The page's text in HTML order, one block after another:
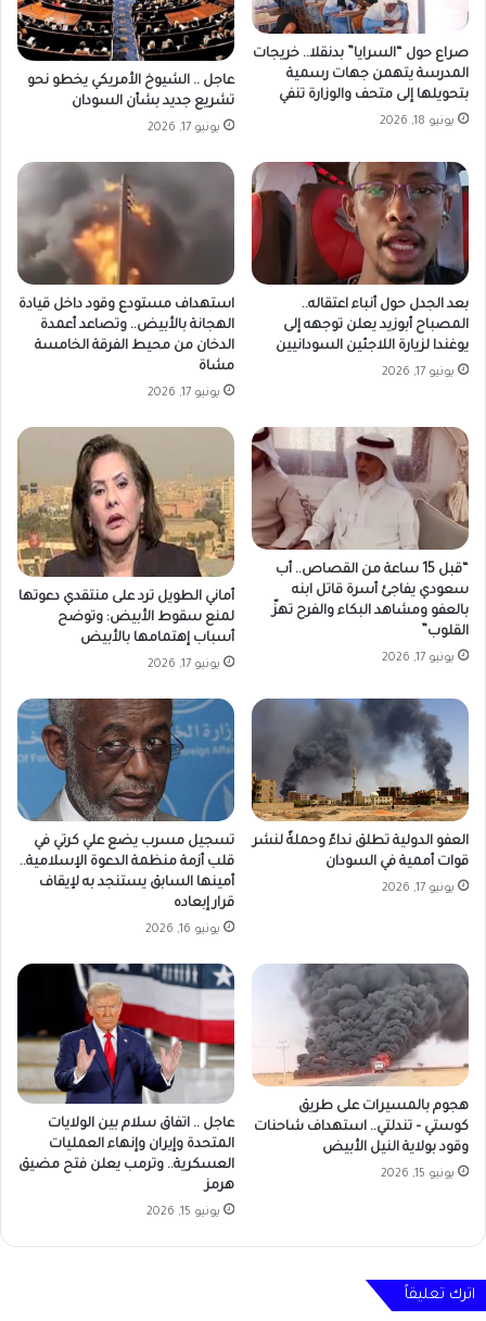
صراع حول “السرايا” بدنقلا.. خريجات
المدرسة يتهمن جهات رسمية
بتحويلها إلى متحف والوزارة تنفي
يونيو 18, 2026
عاجل .. الشيوخ الأمريكي يخطو نحو
تشريع جديد بشأن السودان
يونيو 17, 2026
بعد الجدل حول أنباء اعتقاله..
المصباح أبوزيد يعلن توجهه إلى
يوغندا لزيارة اللاجئين السودانيين
يونيو 17, 2026
استهداف مستودع وقود داخل قيادة
الهجانة بالأبيض.. وتصاعد أعمدة
الدخان من محيط الفرقة الخامسة
مشاة
يونيو 17, 2026
“قبل 15 ساعة من القصاص.. أب
سعودي يفاجئ أسرة قاتل ابنه
بالعفو ومشاهد البكاء والفرح تهزّ
القلوب”
يونيو 17, 2026
أماني الطويل ترد على منتقدي دعوتها
لمنع سقوط الأبيض: وتوضح
أسباب إهتمامها بالأبيض
يونيو 17, 2026
العفو الدولية تطلق نداءً وحملةً لنشر
قوات أممية في السودان
يونيو 17, 2026
تسجيل مسرب يضع علي كرتي في
قلب أزمة منظمة الدعوة الإسلامية..
أمينها السابق يستنجد به لإيقاف
قرار إبعاده
يونيو 16, 2026
هجوم بالمسيرات على طريق
كوستي – تندلتي.. استهداف شاحنات
وقود بولاية النيل الأبيض
يونيو 15, 2026
عاجل .. اتفاق سلام بين الولايات
المتحدة وإيران وإنهاء العمليات
العسكرية.. وترمب يعلن فتح مضيق
هرمز
يونيو 15, 2026
اترك تعليقاً